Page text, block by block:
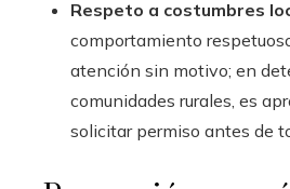
Respeto a costumbres
comportamiento
atención sin motivo; en
comunidades rurales, es
solicitar permiso antes de